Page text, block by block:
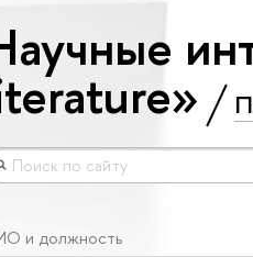
и должность